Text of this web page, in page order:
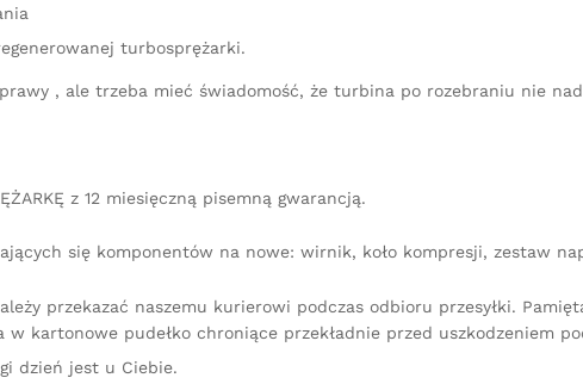
turbosprężarki.
, ale trzeba mieć świadomość, że turbina po rozebraniu nie
z 12 miesięczną pisemną gwarancją.
się komponentów na nowe: wirnik, koło kompresji, zestaw
przekazać naszemu kurierowi podczas odbioru przesyłki.
w kartonowe pudełko chroniące przekładnie przed uszkodzeniem
dzień jest u Ciebie.